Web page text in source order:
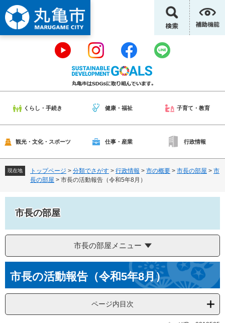
ー
ジ
の
。
ニ
ュ
ー
て
くらし・手続き 健康・福祉 子育て・教育
観光・文化・スポーツ 仕事・産業 行政情報
現在地 トップページ > 分類でさがす > 行政情報 > 市の概要 > 市長の部屋 > 市
長の部屋 > 市長の活動報告（令和5年8月）
市長の部屋
市長の部屋メニュー
文市長の活動報告（令和5年8月）
ページ内目次